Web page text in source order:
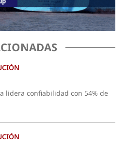
lidera confiabilidad con 54% de